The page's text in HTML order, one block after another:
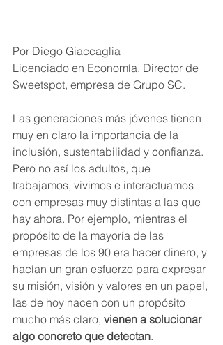
Por Diego Giaccaglia
Licenciado en Economía. Director de
Sweetspot, empresa de Grupo SC.
Las generaciones más jóvenes tienen
muy en claro la importancia de la
inclusión, sustentabilidad y confianza.
Pero no así los adultos, que
trabajamos, vivimos e interactuamos
con empresas muy distintas a las que
hay ahora. Por ejemplo, mientras el
propósito de la mayoría de las
empresas de los 90 era hacer dinero, y
hacían un gran esfuerzo para expresar
su misión, visión y valores en un papel,
las de hoy nacen con un propósito
mucho más claro, vienen a solucionar
algo concreto que detectan.